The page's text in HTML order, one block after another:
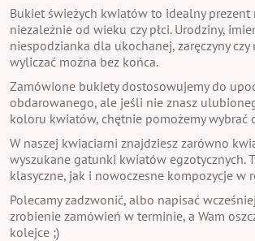
Bukiet świeżych kwiatów to idealny prezent
niezależnie od wieku czy płci. Urodziny,
niespodzianka dla ukochanej, zaręczyny
wyliczać można bez końca.
Zamówione bukiety dostosowujemy do
obdarowanego, ale jeśli nie znasz
koloru kwiatów, chętnie pomożemy wybrać
W naszej kwiaciarni znajdziesz zarówno
wyszukane gatunki kwiatów egzotycznych.
klasyczne, jak i nowoczesne kompozycje w
Polecamy zadzwonić, albo napisać
zrobienie zamówień w terminie, a Wam
kolejce ;)